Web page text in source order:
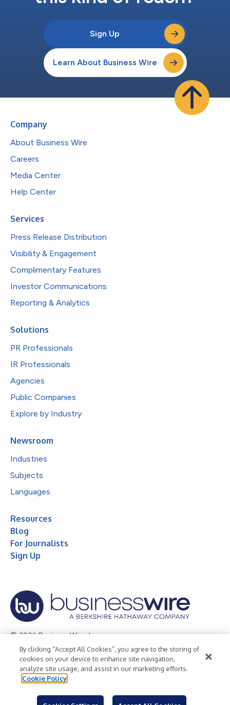
Sign Up
Learn About Business Wire
Company
About Business Wire
Careers
Media Center
Help Center
Services
Press Release Distribution
Visibility & Engagement
Complimentary Features
Investor Communications
Reporting & Analytics
Solutions
PR Professionals
IR Professionals
Agencies
Public Companies
Explore by Industry
Newsroom
Industries
Subjects
Languages
Resources
Blog
For Journalists
Sign Up
© 2026 Business Wire, Inc.
Privacy Policy Cookie Policy
Accessibility Statement
Terms of Use
Legal
By clicking “Accept All Cookies”, you agree to the storing of
cookies on your device to enhance site navigation,
analyze site usage, and assist in our marketing efforts.
Cookie Policy